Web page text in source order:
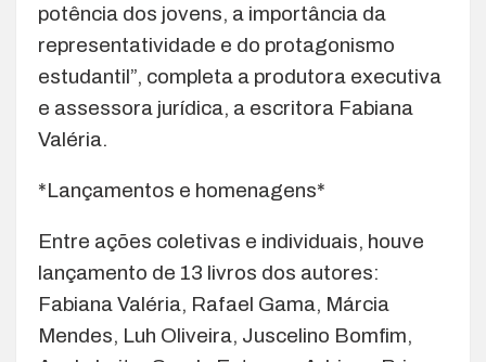
potência dos jovens, a importância da
representatividade e do protagonismo
estudantil”, completa a produtora executiva
e assessora jurídica, a escritora Fabiana
Valéria.
*Lançamentos e homenagens*
Entre ações coletivas e individuais, houve
lançamento de 13 livros dos autores:
Fabiana Valéria, Rafael Gama, Márcia
Mendes, Luh Oliveira, Juscelino Bomfim,